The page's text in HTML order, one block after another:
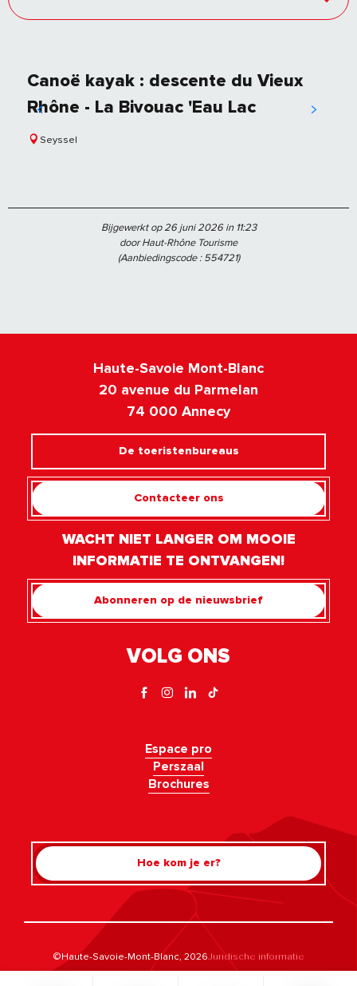
Rechercher
Canoë kayak : descente du Vieux
Rhône - La Bivouac 'Eau Lac
Seyssel
Bijgewerkt op 26 juni 2026 in 11:23
door Haut-Rhône Tourisme
(Aanbiedingscode :554721)
Haute-Savoie Mont-Blanc
20 avenue du Parmelan
74 000 Annecy
De toeristenbureaus
Contacteer ons
WACHT NIET LANGER OM MOOIE
INFORMATIE TE ONTVANGEN!
Abonneren op de nieuwsbrief
VOLG ONS
Espace pro
Perszaal
Brochures
Hoe kom je er?
©Haute-Savoie-Mont-Blanc, 2026Juridische informatie
PrivacybeleidBeheer van toestemming